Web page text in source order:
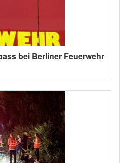
bei Berliner Feuerwehr